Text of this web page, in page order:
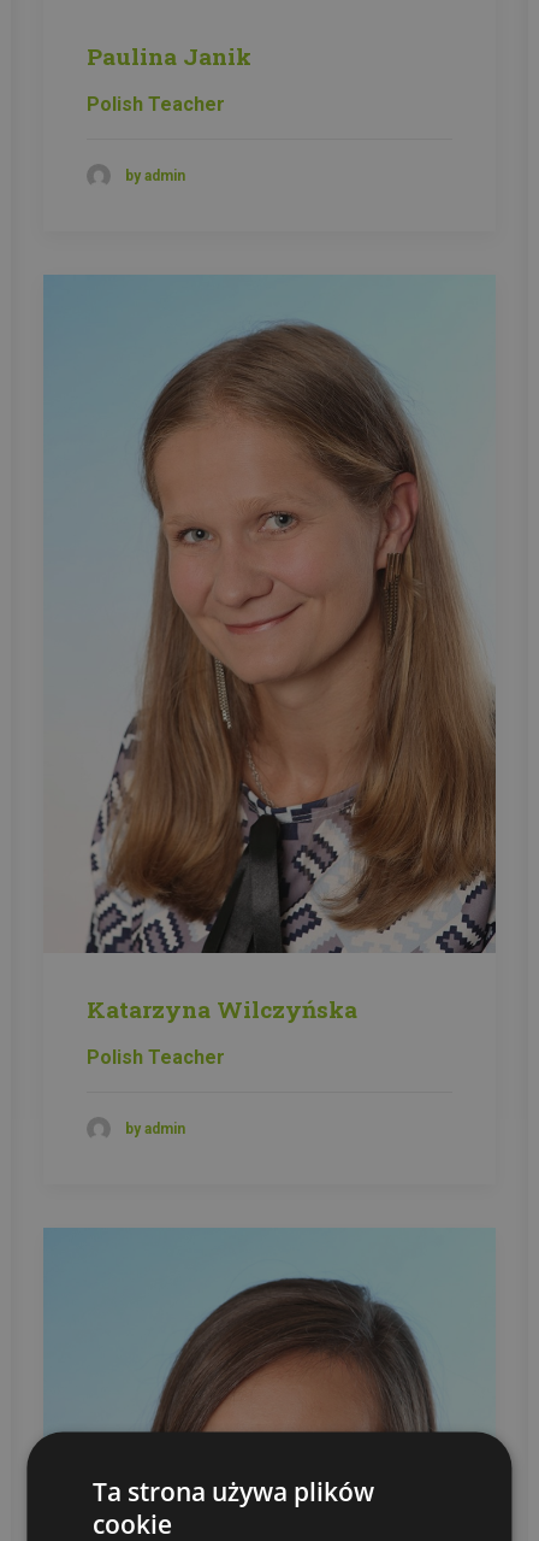
Paulina Janik
Polish Teacher
by admin
Katarzyna Wilczyńska
Polish Teacher
by admin
Ta strona używa plików
cookie